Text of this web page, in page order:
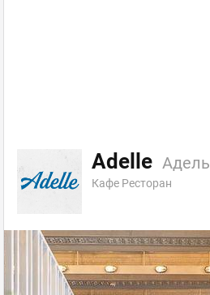
Adelle Адель
Кафе Ресторан